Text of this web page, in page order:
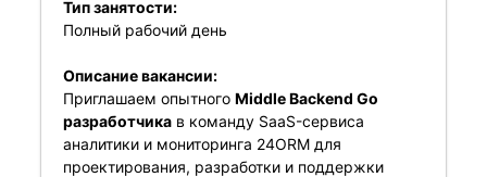
Тип занятости:
Полный рабочий день
Описание вакансии:
Приглашаем опытного Middle Backend Go
разработчикав команду SaaS-сервиса
аналитики и мониторинга 24ORM для
проектирования, разработки и поддержки